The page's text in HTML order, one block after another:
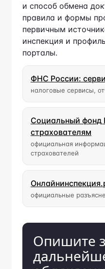
правила и формы
первичным
инспекция и
порталы.
налоговые сервисы,
страхователям
официальная
страхователей
официальные
Опишите